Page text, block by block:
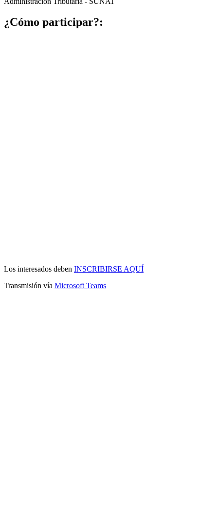
¿Cómo participar?:
Los interesados deben INSCRIBIRSE AQUÍ
Transmisión vía Microsoft Teams